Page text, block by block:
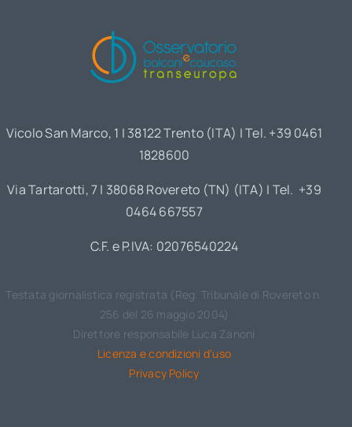
Vicolo San Marco, 1 | 38122 Trento (ITA) | Tel. +39 0461
1828600
Via Tartarotti, 7 | 38068 Rovereto (TN) (ITA) | Tel. +39
0464 667557
C.F. e P.IVA: 02076540224
Testata giornalistica registrata (Reg. Tribunale di Rovereto n.
256 del 26 maggio 2004)
Direttore responsabile Luca Zanoni
Licenza e condizioni d’uso
Privacy Policy